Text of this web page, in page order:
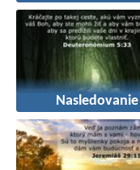
Nasledovanie